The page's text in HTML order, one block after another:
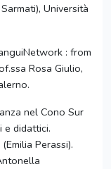
Università
: from
Rosa Giulio,
nel Cono Sur
didattici.
Perassi).